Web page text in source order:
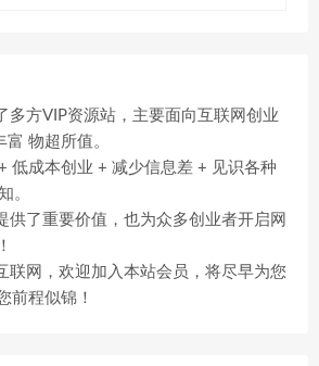
多方VIP资源站，主要面向互联网创业
物超所值。
低成本创业 + 减少信息差 + 见识各种
。
供了重要价值，也为众多创业者开启网
联网，欢迎加入本站会员，将尽早为您
前程似锦！